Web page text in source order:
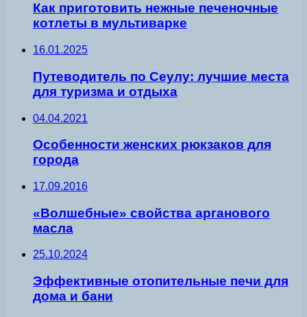
Как приготовить нежные печеночные
котлеты в мультиварке
16.01.2025
Путеводитель по Сеулу: лучшие места
для туризма и отдыха
04.04.2021
Особенности женских рюкзаков для
города
17.09.2016
«Волшебные» свойства арганового
масла
25.10.2024
Эффективные отопительные печи для
дома и бани